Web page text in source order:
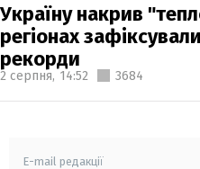
Україну накрив
регіонах
рекорди
2 серпня, 14:52 3684
E-mail редакції